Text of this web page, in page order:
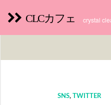
CLCカフェ crystal
SNS,TWITTER